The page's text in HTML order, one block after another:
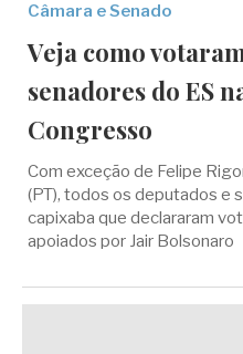
Câmara e Senado
Veja como
senadores do ES
Congresso
Com exceção de Felipe
(PT), todos os deputados e
capixaba que declararam
apoiados por Jair Bolsonaro